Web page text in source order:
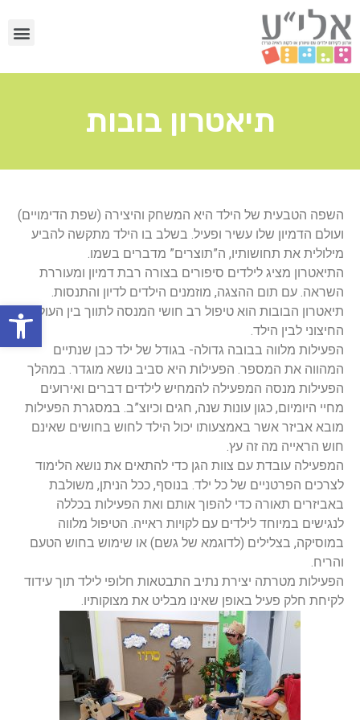
תיאטרון בובות
השפה הטבעית של הילד היא המשחק והיצירה (שפת הדימויים)
ועולם הדמיון שלו עשיר ופעיל. בשלב בו הילד מתקשה להביע
מילולית את תחושותיו, ה”תוצרים” מדברים בשמו.
התיאטרון מציג לילדים סיפורים בצורה רבת דמיון ומעוררת
השראה. עם תום ההצגה, מוזמנים הילדים לדיון והתנסות.
תיאטרון הבובות הוא טיפול רב חושי המנסה לתווך בין העולם
החיצוני לבין הילד.
הפעילות מלווה בבובה גדולה- בגודל של ילד כבן שנתיים
המהווה את המספר. הפעילות היא סביב נושא מוגדר. במהלך
הפעילות מנסה המפעילה להמחיש לילדים דברים ואירועים
מחיי היומיום, כגון עונות שנה, חגים וכיוצ”ב. במסגרת הפעילות
מובא אביזר אשר באמצעותו יכול הילד לחוש בחושים שאינם
חוש הראייה מה זה עץ.
המפעילה עובדת עם צוות הגן כדי להתאים את נושא הלימוד
לצרכים הפרטניים של כל ילד. בנוסף, ככל הניתן, משולבת
באביזרים תאורה כדי להפוך אותם ואת הפעילות בכללה
לנגישים במיוחד לילדים עם לקויות ראייה. הטיפול מלווה
במוסיקה, בצלילים (לדוגמא של גשם) או שימוש בחוש הטעם
והריח.
הפעילות מטרתה יצירת נתיב התבטאות חלופי לילד תוך עידוד
לקיחת חלק פעיל באופן שאינו מבליט את מצוקותיו.